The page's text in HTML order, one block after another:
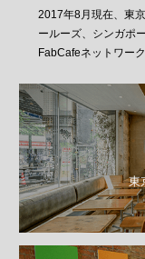
2017年8月現在、東
ールーズ、シンガポ
FabCafeネットワー
東